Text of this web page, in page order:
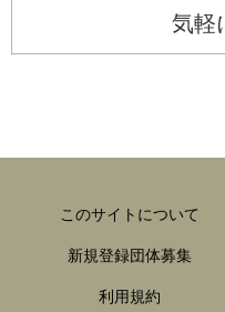
気軽
このサイトについて
新規登録団体募集
利用規約